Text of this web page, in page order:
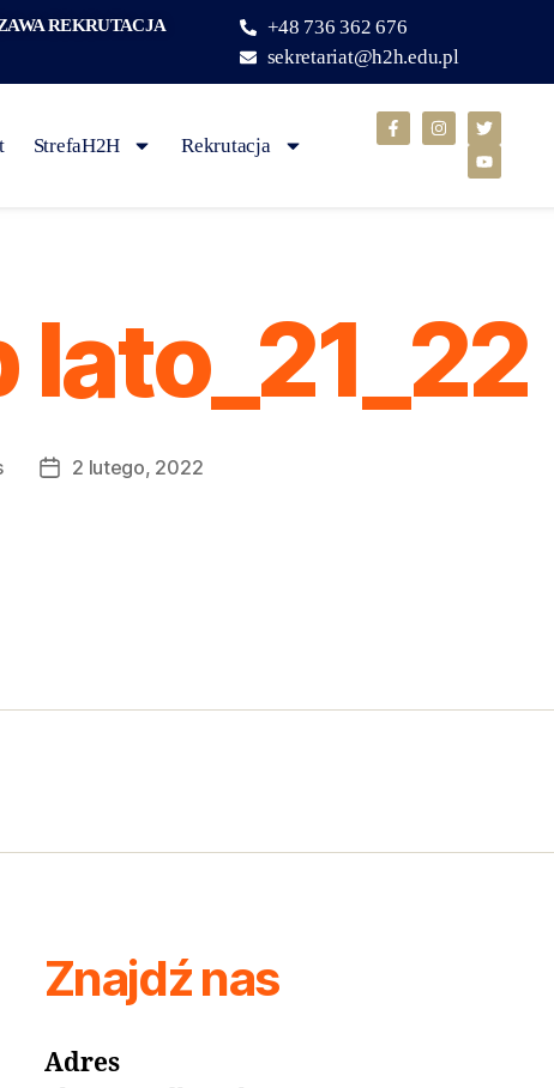
REKRUTACJA
+48 736 362 676
sekretariat@h2h.edu.pl
StrefaH2H Rekrutacja
2 lutego, 2022
Znajdź nas
Adres